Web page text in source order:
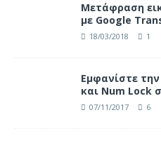
Μετάφραση
με Google
18/03/2018 1
Eμφανίστε
και Num Lock
07/11/2017 6